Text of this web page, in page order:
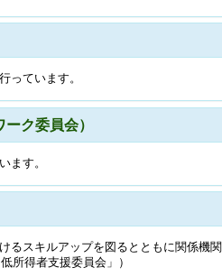
っています。
ク委員会）
ます。
るスキルアップを図るとともに関係機関
所得者支援委員会」）